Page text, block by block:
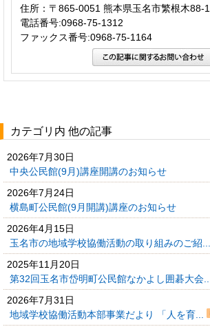
住所：〒865-0051 熊本県玉名市繁根木88-1
電話番号:0968-75-1312
ファックス番号:0968-75-1164
カテゴリ内 他の記事
2026年7月30日
中央公民館(9月)講座開講のお知らせ
2026年7月24日
横島町公民館(9月開講)講座のお知らせ
2026年4月15日
玉名市の地域学校協働活動の取り組みのご紹...
2025年11月20日
第32回玉名市岱明町公民館なかよし囲碁大会...
2026年7月31日
地域学校協働活動本部事業だより 「人を育...